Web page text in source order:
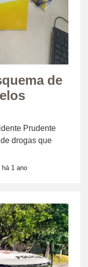
de
Prudente
drogas que
há 1 ano